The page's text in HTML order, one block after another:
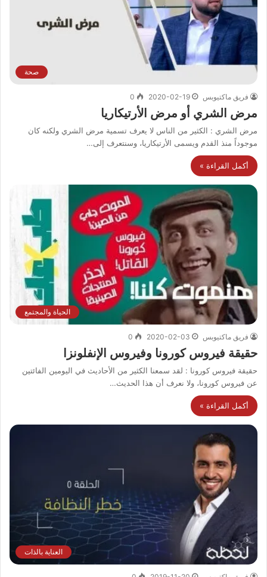
صحة
فريق ماكتيوبس 2020-02-19
0
مرض الشري أو مرض الأرتيكاريا
مرض الشري : الكثير من الناس لا يعرف تسمية مرض الشري ولكنه كان
موجوداً منذ القدم ويسمى الأرتيكاريا، وسنتعرف إلى…
أكمل القراءة »
الحياة والمجتمع
فريق ماكتيوبس 2020-02-03
0
حقيقة فيروس كورونا وفيروس الإنفلونزا
حقيقة فيروس كورونا : لقد سمعنا الكثير من الأحاديث في اليومين الفائتين
عن فيروس كورونا، ولا نعرف أن هذا الحديث…
أكمل القراءة »
العناية بالذات